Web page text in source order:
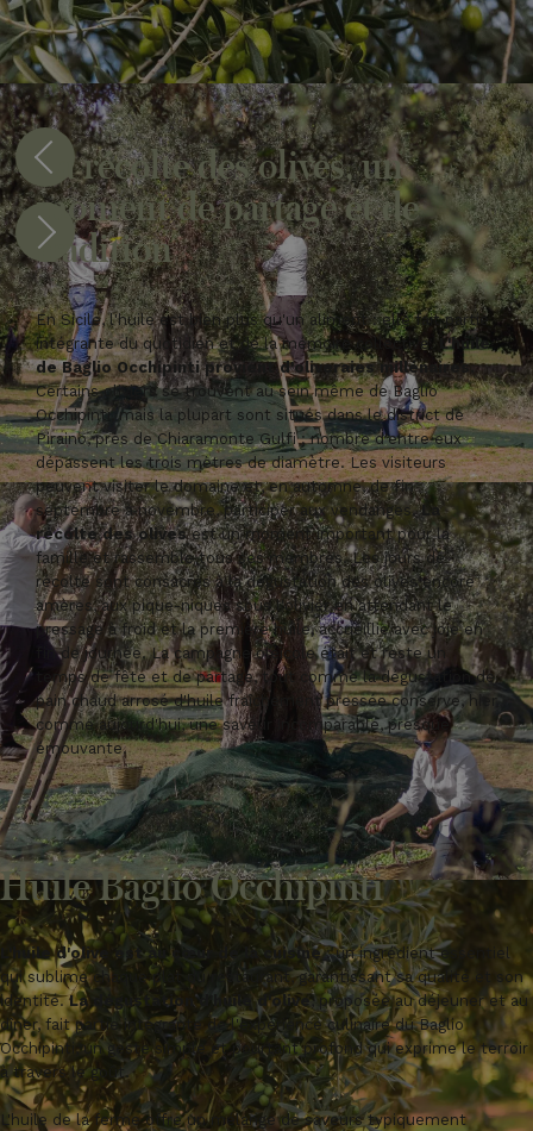
La récolte des olives, un
moment de partage et de
tradition
En Sicile, l'huile est bien plus qu'un aliment : elle fait partie
intégrante du quotidien et de la mémoire collective. L'huile
de Baglio Occhipinti provient d'oliveraies millénaires.
Certains oliviers se trouvent au sein même de Baglio
Occhipinti, mais la plupart sont situés dans le district de
Piraino, près de Chiaramonte Gulfi ; nombre d'entre eux
dépassent les trois mètres de diamètre. Les visiteurs
peuvent visiter le domaine et, en automne, de fin
septembre à novembre, participer aux vendanges.La
récolte des olivesest un moment important pour la
famille et rassemble tous ses membres. Les jours de
récolte sont consacrés à la dégustation des olives encore
amères, aux pique-niques sous l'olivier en attendant le
pressage à froid et la première huile, accueillie avec joie en
fin de journée. La campagne oléicole était et reste un
temps de fête et de partage, tout comme la dégustation de
pain chaud arrosé d'huile fraîchement pressée conserve, hier
comme aujourd'hui, une saveur incomparable, presque
émouvante.
Huile Baglio Occhipinti
L'huile d'olive est au cœur de la cuisine: un ingrédient essentiel
qui sublime chaque plat du restaurant, garantissant sa qualité et son
identité.La dégustation d'huile d'olive, proposée au déjeuner et au
dîner, fait partie intégrante de l'expérience culinaire du Baglio
Occhipinti, un geste simple et pourtant profond qui exprime le terroir
à travers le goût.
L'huile de la ferme offre un mélange de saveurs typiquement